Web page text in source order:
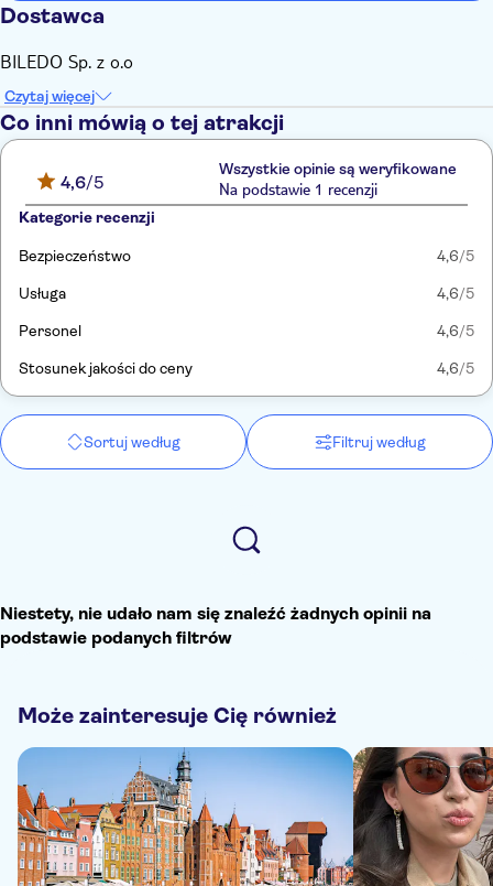
Dostawca
BILEDO Sp. z o.o
Czytaj więcej
Co inni mówią o tej atrakcji
4,6/5
Wszystkie opinie są weryfikowane
Na podstawie 1 recenzji
Kategorie recenzji
Bezpieczeństwo 4,6/5
Usługa 4,6/5
Personel 4,6/5
Stosunek jakości do ceny 4,6/5
Sortuj według Filtruj według
Niestety, nie udało nam się znaleźć żadnych opinii na
podstawie podanych filtrów
Może zainteresuje Cię również